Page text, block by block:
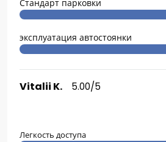
Стандарт парковки
эксплуатация автостоянки
Vitalii K. 5.00/5
Легкость доступа